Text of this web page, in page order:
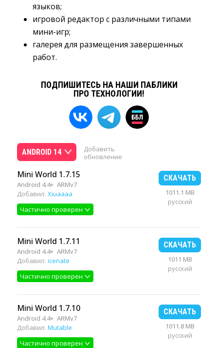
языков;
игровой редактор с различными типами
мини-игр;
галерея для размещения завершенных
работ.
ПОДПИШИТЕСЬ НА НАШИ ПАБЛИКИ
ПРО ТЕХНОЛОГИИ!
ANDROID 14
Добавить
обновление
Mini World 1.7.15
Android 4.4+ ARMv7
Добавил: Xiuaaaa
Частично проверен
СКАЧАТЬ
1011.1 MB
русский
Mini World 1.7.11
Android 4.4+ ARMv7
Добавил: icenate
Частично проверен
СКАЧАТЬ
1011 MB
русский
Mini World 1.7.10
Android 4.4+ ARMv7
Добавил: Mutable
Частично проверен
СКАЧАТЬ
1011.8 MB
русский